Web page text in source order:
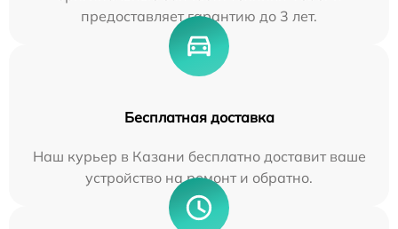
предоставляет гарантию до 3 лет.
Бесплатная доставка
Наш курьер в Казани бесплатно доставит ваше
устройство на ремонт и обратно.